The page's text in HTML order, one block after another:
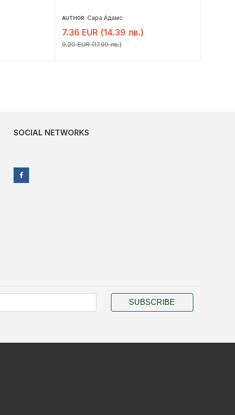
AUTHOR: Сара Адамс
7.36 EUR (14.39 лв.)
9.20 EUR (17.99 лв.)
SOCIAL NETWORKS
SUBSCRIBE